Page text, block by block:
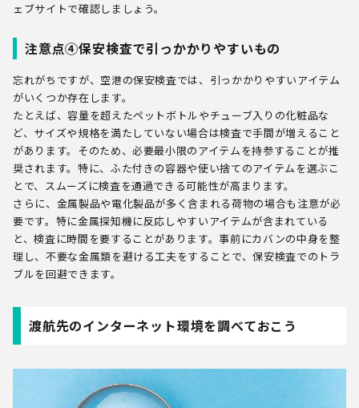
ェブサイトで確認しましょう。
注意点④保安検査で引っかかりやすいもの
忘れがちですが、空港の保安検査では、引っかかりやすいアイテム
がいくつか存在します。
たとえば、容量を超えたペットボトルやチューブ入りの化粧品な
ど、サイズや規格を満たしていない場合は検査で手間が増えること
があります。そのため、必要最小限のアイテムを持参することが推
奨されます。特に、ふた付きの容器や使い捨てのアイテムを選ぶこ
とで、スムーズに検査を通過できる可能性が高まります。
さらに、金属製品や電化製品が多く含まれる荷物の場合も注意が必
要です。特に金属探知機に反応しやすいアイテムが含まれている
と、検査に時間を要することがあります。事前にカバンの中身を整
理し、不要な金属類を避ける工夫をすることで、保安検査でのトラ
ブルを回避できます。
渡航先のインターネット環境を調べておこう